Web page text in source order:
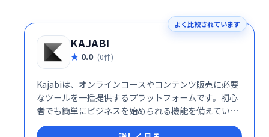
よく比較されています
KAJABI
0.0 (0件)
Kajabiは、オンラインコースやコンテンツ販売に必要
なツールを一括提供するプラットフォームです。初心
者でも簡単にビジネスを始められる機能を備えていま
す。